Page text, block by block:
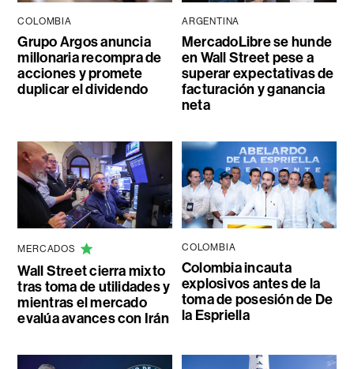
COLOMBIA
Grupo Argos anuncia
millonaria recompra de
acciones y promete
duplicar el dividendo
ARGENTINA
MercadoLibre se hunde
en Wall Street pese a
superar expectativas de
facturación y ganancia
neta
MERCADOS
Wall Street cierra mixto
tras toma de utilidades y
mientras el mercado
evalúa avances con Irán
COLOMBIA
Colombia incauta
explosivos antes de la
toma de posesión de De
la Espriella